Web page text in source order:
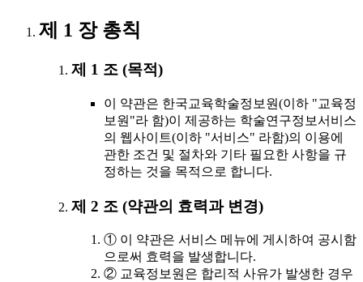
제 1 장 총칙
제 1 조 (목적)
이 약관은 한국교육학술정보원(이하 "교육정
보원"라 함)이 제공하는 학술연구정보서비스
의 웹사이트(이하 "서비스" 라함)의 이용에
관한 조건 및 절차와 기타 필요한 사항을 규
정하는 것을 목적으로 합니다.
제 2 조 (약관의 효력과 변경)
① 이 약관은 서비스 메뉴에 게시하여 공시함
으로써 효력을 발생합니다.
② 교육정보원은 합리적 사유가 발생한 경우